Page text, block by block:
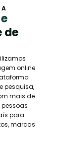
de
online
pesquisa,
mais de
pessoas
para
marcas